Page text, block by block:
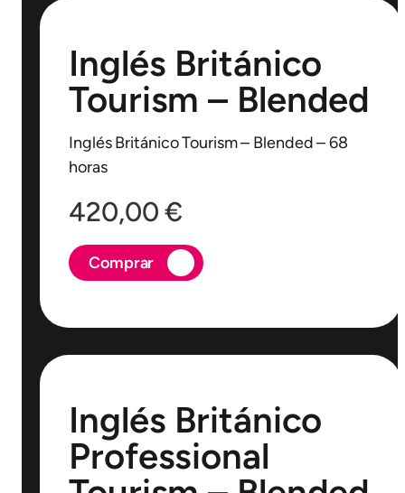
Inglés Británico
Tourism – Blended
Inglés Británico Tourism – Blended – 68
horas
420,00€
Comprar
Inglés Británico
Professional